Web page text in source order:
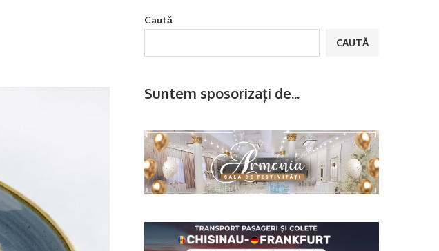
Caută
CAUTĂ
Suntem sposorizați de...